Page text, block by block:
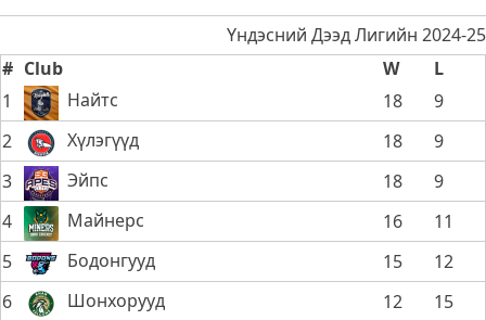
Үндэсний Дээд Лигийн 2024-25
# Club W
L
1
Найтс 18
9
2
Хүлэгүүд 18
9
3
Эйпс 18
9
4
Майнерс 16
11
5
Бодонгууд 15
12
6
Шонхорууд 12
15